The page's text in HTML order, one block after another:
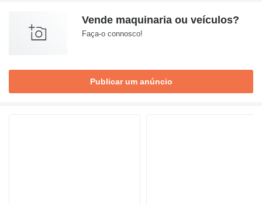
Vende maquinaria ou veículos?
Faça-o connosco!
Publicar um anúncio